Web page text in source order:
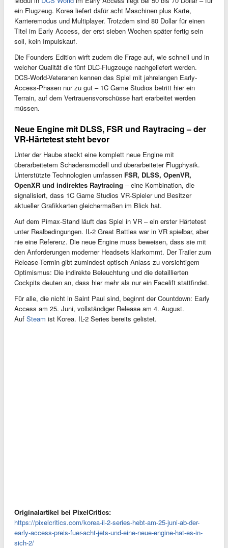
ein Flugzeug. Korea liefert dafür acht Maschinen plus Karte,
Karrieremodus und Multiplayer. Trotzdem sind 80 Dollar für einen
Titel im Early Access, der erst sieben Wochen später fertig sein
soll, kein Impulskauf.
Die Founders Edition wirft zudem die Frage auf, wie schnell und in
welcher Qualität die fünf DLC-Flugzeuge nachgeliefert werden.
DCS-World-Veteranen kennen das Spiel mit jahrelangen Early-
Access-Phasen nur zu gut – 1C Game Studios betritt hier ein
Terrain, auf dem Vertrauensvorschüsse hart erarbeitet werden
müssen.
Neue Engine mit DLSS, FSR und Raytracing – der
VR-Härtetest steht bevor
Unter der Haube steckt eine komplett neue Engine mit
überarbeitetem Schadensmodell und überarbeiteter Flugphysik.
Unterstützte Technologien umfassen FSR, DLSS, OpenVR,
OpenXR und indirektes Raytracing – eine Kombination, die
signalisiert, dass 1C Game Studios VR-Spieler und Besitzer
aktueller Grafikkarten gleichermaßen im Blick hat.
Auf dem Pimax-Stand läuft das Spiel in VR – ein erster Härtetest
unter Realbedingungen. IL-2 Great Battles war in VR spielbar, aber
nie eine Referenz. Die neue Engine muss beweisen, dass sie mit
den Anforderungen moderner Headsets klarkommt. Der Trailer zum
Release-Termin gibt zumindest optisch Anlass zu vorsichtigem
Optimismus: Die indirekte Beleuchtung und die detaillierten
Cockpits deuten an, dass hier mehr als nur ein Facelift stattfindet.
Für alle, die nicht in Saint Paul sind, beginnt der Countdown: Early
Access am 25. Juni, vollständiger Release am 4. August.
Auf Steam ist Korea. IL-2 Series bereits gelistet.
Originalartikel bei PixelCritics:
https://pixelcritics.com/korea-il-2-series-hebt-am-25-juni-ab-der-
early-access-preis-fuer-acht-jets-und-eine-neue-engine-hat-es-in-
sich-2/